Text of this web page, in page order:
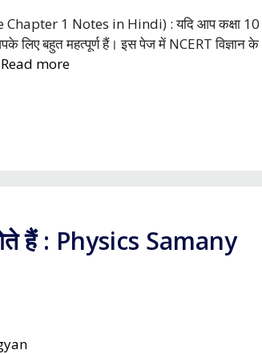
Chapter 1 Notes in Hindi) : यदि आप कक्षा 10
लिए बहुत महत्पूर्ण हैं। इस पेज में NCERT विज्ञान के
Read more
हैं : Physics Samany